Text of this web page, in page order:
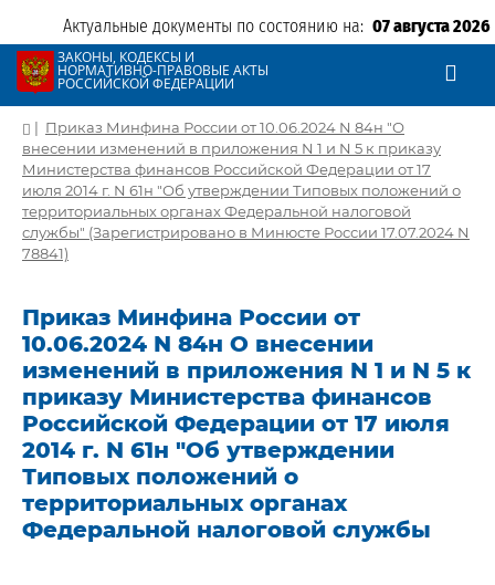
Актуальные документы по состоянию на: 07 августа 2026
ЗАКОНЫ, КОДЕКСЫ И
НОРМАТИВНО-ПРАВОВЫЕ АКТЫ
РОССИЙСКОЙ ФЕДЕРАЦИИ
| Приказ Минфина России от 10.06.2024 N 84н "О
внесении изменений в приложения N 1 и N 5 к приказу
Министерства финансов Российской Федерации от 17
июля 2014 г. N 61н "Об утверждении Типовых положений о
территориальных органах Федеральной налоговой
службы" (Зарегистрировано в Минюсте России 17.07.2024 N
78841)
Приказ Минфина России от
10.06.2024 N 84н О внесении
изменений в приложения N 1 и N 5 к
приказу Министерства финансов
Российской Федерации от 17 июля
2014 г. N 61н "Об утверждении
Типовых положений о
территориальных органах
Федеральной налоговой службы